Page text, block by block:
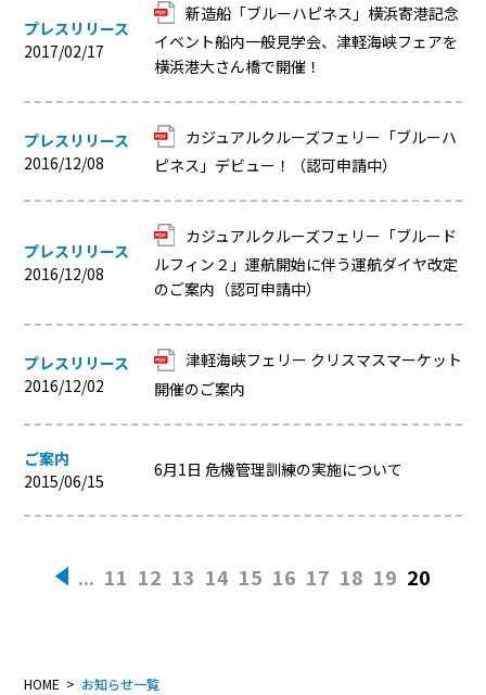
プレスリリース
2017/02/17
新造船「ブルーハピネス」横浜寄港記念
イベント船内一般見学会、津軽海峡フェアを
横浜港大さん橋で開催！
プレスリリース
2016/12/08
カジュアルクルーズフェリー「ブルーハ
ピネス」デビュー！（認可申請中）
プレスリリース
2016/12/08
カジュアルクルーズフェリー「ブルード
ルフィン２」運航開始に伴う運航ダイヤ改定
のご案内（認可申請中）
プレスリリース
2016/12/02
津軽海峡フェリー クリスマスマーケット
開催のご案内
ご案内
2015/06/15
6月1日 危機管理訓練の実施について
« ... 11 12 13 14 15 16 17 18 19 20
HOME お知らせ一覧